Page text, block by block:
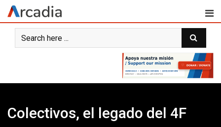
Skip
content
Colectivos, el legado del 4F